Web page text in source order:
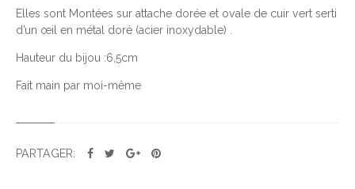
D
E
O
H
Elles sont Montées sur attache dorée et ovale de cuir vert serti
d’un œil en métal doré (acier inoxydable) .
Hauteur du bijou :6,5cm
Fait main par moi-même
PARTAGER: